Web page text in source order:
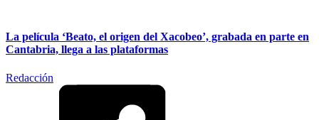
La película ‘Beato, el origen del Xacobeo’, grabada en parte en
Cantabria, llega a las plataformas
Redacción